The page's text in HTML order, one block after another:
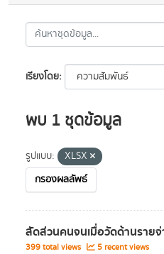
เรียงโดย
พบ 1 ชุดข้อมูล
รูปแบบ:
XLSX
กรองผลลัพธ์
สัดส่วนคนจนเมื่อวัดด้านราย
399 total views 5 recent views